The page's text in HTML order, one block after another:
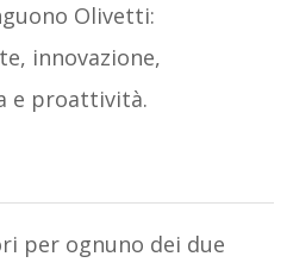
Olivetti:
innovazione,
e proattività.
per ognuno dei due